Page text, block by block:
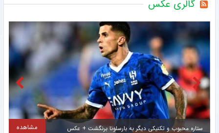
گالری عکس
مشاهده